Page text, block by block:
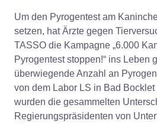
Um den Pyrogentest am
setzen, hat Ärzte gegen
TASSO die Kampagne „6.000
Pyrogentest stoppen!“ ins Leben
überwiegende Anzahl an
von dem Labor LS in Bad
wurden die gesammelten
Regierungspräsidenten von